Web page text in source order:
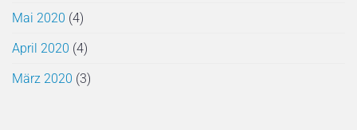
Mai 2020 (4)
April 2020 (4)
März 2020 (3)